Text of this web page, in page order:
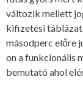
változik mellett
kifizetési
másodperc előre
on a funkcionális
bemutató ahol